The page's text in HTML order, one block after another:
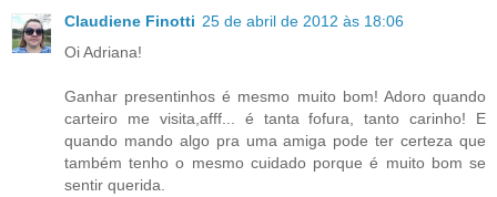
Claudiene Finotti 25 de abril de 2012 às 18:06
Oi Adriana!
Ganhar presentinhos é mesmo muito bom! Adoro quando
carteiro me visita,afff... é tanta fofura, tanto carinho! E
quando mando algo pra uma amiga pode ter certeza que
também tenho o mesmo cuidado porque é muito bom se
sentir querida.